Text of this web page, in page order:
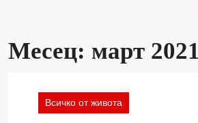
Месец: март 2021
Всичко от живота